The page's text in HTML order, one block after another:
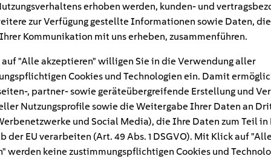
min #Laden
800-Volt-Technologie:
beim
Haube laden Elektroautos heute so
fließt genug Strom für mehrere
Meilenstein für mehr
erhoben werden, kunden- und
zur Verfügung gestellte Informationen sowie Daten,
Kommunikation mit uns erheben, zusammenführen.
"Alle akzeptieren" willigen Sie in die Verwendung aller
Cookies und Technologien ein. Damit
, partner- sowie geräteübergreifende Erstellung und
Nutzungsprofile sowie die Weitergabe Ihrer Daten an
und Social Media), die Ihre Daten zum Teil in
der EU verarbeiten (Art. 49 Abs. 1 DSGVO). Mit Klick auf
werden keine zustimmungspflichtigen Cookies und